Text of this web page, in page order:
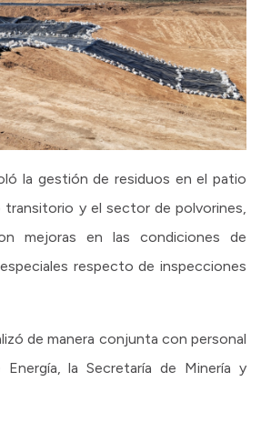
la gestión de residuos en el patio
y el sector de polvorines,
mejoras en las condiciones de
respecto de inspecciones
de manera conjunta con personal
la Secretaría de Minería y